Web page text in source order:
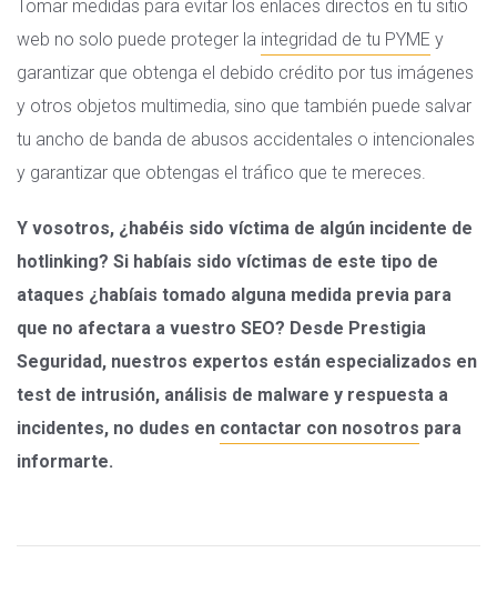
Tomar medidas para evitar los enlaces directos en tu sitio
web no solo puede proteger la integridad de tu PYME y
garantizar que obtenga el debido crédito por tus imágenes
y otros objetos multimedia, sino que también puede salvar
tu ancho de banda de abusos accidentales o intencionales
y garantizar que obtengas el tráfico que te mereces.
Y vosotros, ¿habéis sido víctima de algún incidente de
hotlinking? Si habíais sido víctimas de este tipo de
ataques ¿habíais tomado alguna medida previa para
que no afectara a vuestro SEO? Desde Prestigia
Seguridad, nuestros expertos están especializados en
test de intrusión, análisis de malware y respuesta a
incidentes, no dudes en contactar con nosotros para
informarte.